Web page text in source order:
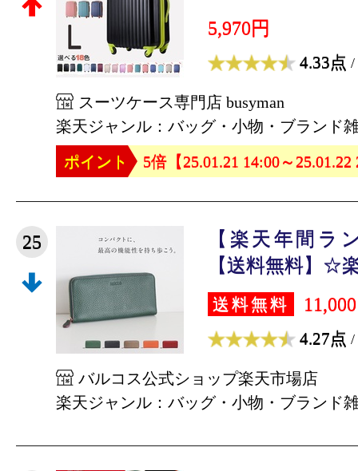
5,970円
4.33点 /
スーツケース専門店 busyman
楽天ジャンル：バッグ・小物・ブランド
ポイント
5倍【25.01.21 14:00～25.01.22
25
【楽天年間ラ
【送料無料】☆
送料無料
4.27点 /
バルコス公式ショップ楽天市場店
楽天ジャンル：バッグ・小物・ブランド